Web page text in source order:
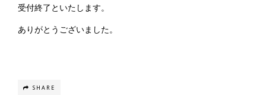
受付終了といたします。
ありがとうございました。
SHARE